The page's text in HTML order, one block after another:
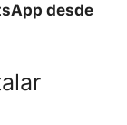
desde